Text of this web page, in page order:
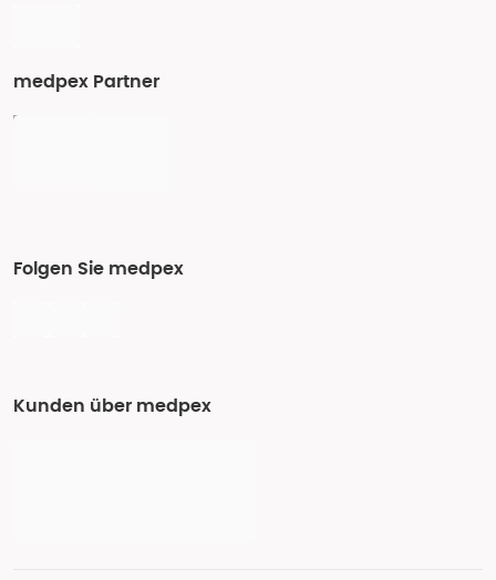
medpex Partner
Folgen Sie medpex
Kunden über medpex